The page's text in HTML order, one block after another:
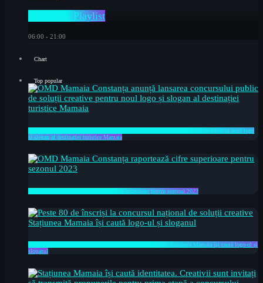
Day Time Playlist
06:00 - 21:00
Chart
Top popular
OMD Mamaia Constanța anunță lansarea concursului public de soluții creative pentru noul logo
și slogan al destinației turistice Mamaia
OMD Mamaia Constanța raportează cifre superioare pentru sezonul 2023
Peste 80 de înscriși la concursul național de soluții creative Stațiunea Mamaia își caută logo-ul și
sloganul